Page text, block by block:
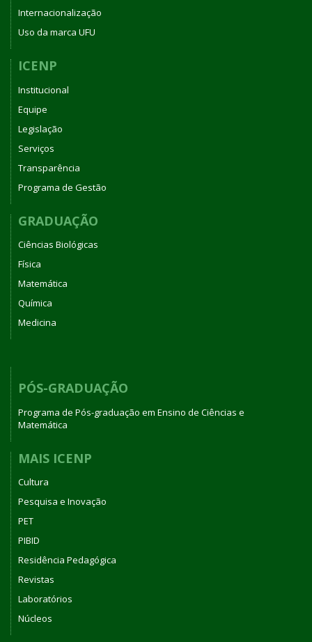
Internacionalização
Uso da marca UFU
ICENP
Institucional
Equipe
Legislação
Serviços
Transparência
Programa de Gestão
GRADUAÇÃO
Ciências Biológicas
Física
Matemática
Química
Medicina
PÓS-GRADUAÇÃO
Programa de Pós-graduação em Ensino de Ciências e
Matemática
MAIS ICENP
Cultura
Pesquisa e Inovação
PET
PIBID
Residência Pedagógica
Revistas
Laboratórios
Núcleos